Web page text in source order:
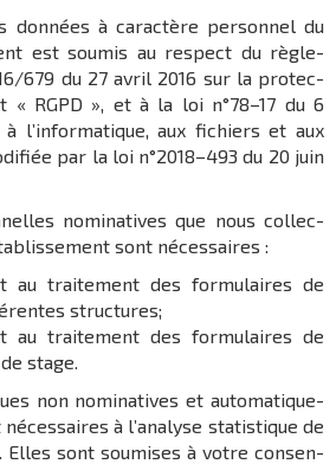
données à carac­tère person­nel du
est soumis au respect du règle­
679 du 27 avril 2016 sur la protec­
« RGPD », et à la loi n°78–17 du 6
l’in­for­ma­tique, aux fichiers et aux
par la loi n°2018–493 du 20 juin
nomi­na­tives que nous collec­
sont néces­saires :
au trai­te­ment des formu­laires de
struc­tures;
au trai­te­ment des formu­laires de
stage.
non nomi­na­tives et auto­ma­tique­
à l’ana­lyse statis­tique de
Elles sont soumises à votre consen­